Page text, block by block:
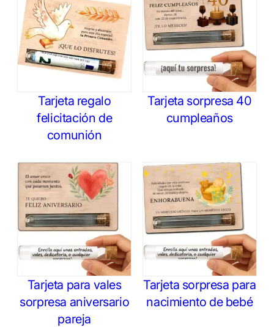
Tarjeta regalo
felicitación de
comunión
Tarjeta sorpresa 40
cumpleaños
Tarjeta para vales
sorpresa aniversario
pareja
Tarjeta sorpresa para
nacimiento de bebé